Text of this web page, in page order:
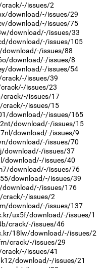
issues/2
download/-/issues/29
download/-/issues/75
download/-/issues/33
download/-/issues/105
issues/88
download/-/issues/8
download/-/issues/54
issues/39
issues/23
crack/-/issues/17
crack/-/issues/15
download/-/issues/165
download/-/issues/15
download/-/issues/9
download/-/issues/70
download/-/issues/37
download/-/issues/40
download/-/issues/76
download/-/issues/39
issues/176
crack/-/issues/2
download/-/issues/137
ux5f/download/-/issues/1
crack/-/issues/46
18lw/download/-/issues/2
crack/-/issues/29
issues/41
download/-/issues/21